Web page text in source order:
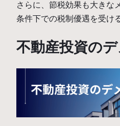
さらに、節税効果も大きな
条件下での税制優遇を受け
不動産投資の